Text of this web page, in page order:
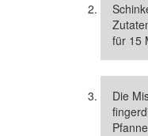
für 15
Die